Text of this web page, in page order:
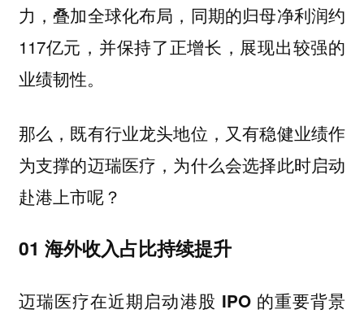
力，叠加全球化布局，同期的归母净利润约
117亿元，并保持了正增长，展现出较强的
业绩韧性。
那么，既有行业龙头地位，又有稳健业绩作
为支撑的迈瑞医疗，为什么会选择此时启动
赴港上市呢？
01 海外收入占比持续提升
迈瑞医疗在近期启动港股 IPO 的重要背景